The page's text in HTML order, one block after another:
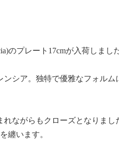
のプレート17cmが入荷しました
シア。独特で優雅なフォル
ながらもクローズとなりま
纏います。